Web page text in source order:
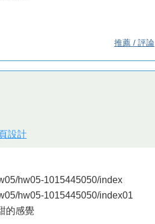
推薦 / 評論
設計
hw05-1015445050/index
hw05-1015445050/index01
的感覺